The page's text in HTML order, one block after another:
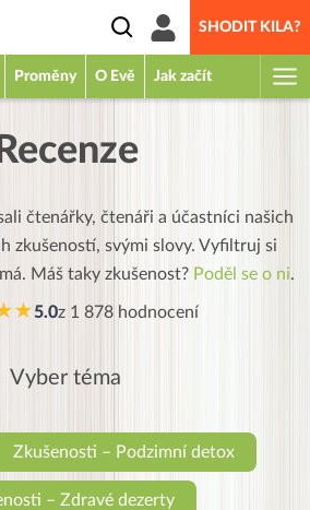
SHODIT KILA?
Proměny O Evě Jak začít
Recenze
čtenářky, čtenáři a účastníci našich
zkušeností, svými slovy. Vyfiltruj si
Máš taky zkušenost? Poděl se o ni.
5.0z 1 878hodnocení
Vyber téma
Zkušenosti – Podzimní detox
– Zdravé dezerty